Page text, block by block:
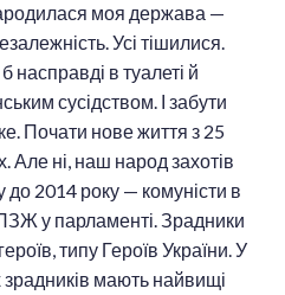
моя держава —
Усі тішилися.
в туалеті й
сусідством. І забути
Почати нове життя з 25
Але ні, наш народ захотів
2014 року — комуністи в
у парламенті. Зрадники
типу Героїв України. У
мають найвищі